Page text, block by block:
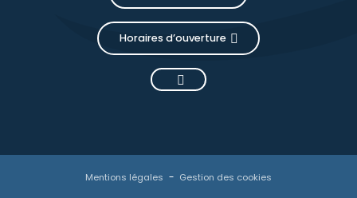
Horaires d’ouverture
Mentions légales Gestion des cookies